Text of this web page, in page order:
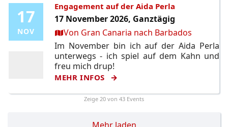
17
NOV
17
NOV
Engagement auf der Aida Perla
17 November 2026, Ganztägig
Ort:Von Gran Canaria nach Barbados
Im November bin ich auf der Aida Perla
unterwegs - ich spiel auf dem Kahn und
freu mich drup!
MEHR INFOS
Zeige 20 von 43 Events